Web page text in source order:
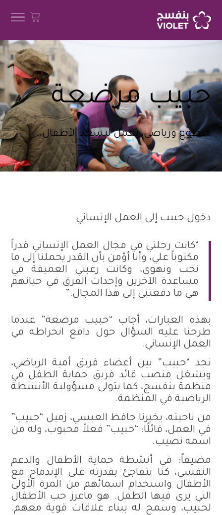
حبيب مرضعة
متطوع ورياضي، يعمل ليسعد الأطفال..
دخول حبيب إلى العمل الإنساني
“كانت رحلتي في مجال العمل الإنساني قدراً
مكتوباً علي، وأنا أؤمن بأن القدر يحملنا إلى ما
نحب ونهوى، وكانت رغبتي العميقة في
مساعدة الآخرين وإحداث الفرق في حياتهم
هي ما دفعتني إلى هذا المجال.”
بهذه العبارات، أجاب “حبيب مرضعة” عندما
طرحنا عليه السؤال حول دافع انخراطه في
العمل الإنساني.
نجد “حبيب” بين أعضاء فريق أمية الرياضي،
ويشغل منصب قائد فريق حماية الطفل في
منظمة بنفسج، كما يتولى مسؤولية الأنشطة
الرياضية في المنظمة.
من ناحيته، يخبرنا حافظ العبسي، زميل “حبيب”
في العمل، قائلًا: “حبيب” فعلاً محبوب، وله من
اسمه نصيب.
مضيفاً: في أنشطة حماية الأطفال والدعم
النفسي، كنا نتفاجئ بقدرته على الإندماج مع
الأطفال واستخدام اسمائهم من المرة الأولى
التي يرى فيها الطفل. هو ماعزز حب الأطفال
لحبيب، وسمح له ببناء علاقات قوية معهم.